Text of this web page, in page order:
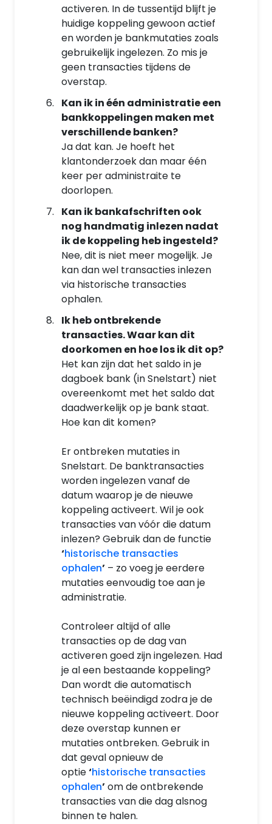
activeren. In de tussentijd blijft je
huidige koppeling gewoon actief
en worden je bankmutaties zoals
gebruikelijk ingelezen. Zo mis je
geen transacties tijdens de
overstap.
Kan ik in één administratie een
bankkoppelingen maken met
verschillende banken?
Ja dat kan. Je hoeft het
klantonderzoek dan maar één
keer per administraite te
doorlopen.
Kan ik bankafschriften ook
nog handmatig inlezen nadat
ik de koppeling heb ingesteld?
Nee, dit is niet meer mogelijk. Je
kan dan wel transacties inlezen
via historische transacties
ophalen.
Ik heb ontbrekende
transacties. Waar kan dit
doorkomen en hoe los ik dit op?
Het kan zijn dat het saldo in je
dagboek bank (in Snelstart) niet
overeenkomt met het saldo dat
daadwerkelijk op je bank staat.
Hoe kan dit komen?
Er ontbreken mutaties in
Snelstart. De banktransacties
worden ingelezen vanaf de
datum waarop je de nieuwe
koppeling activeert. Wil je ook
transacties van vóór die datum
inlezen? Gebruik dan de functie
‘historische transacties
ophalen’ – zo voeg je eerdere
mutaties eenvoudig toe aan je
administratie.
Controleer altijd of alle
transacties op de dag van
activeren goed zijn ingelezen. Had
je al een bestaande koppeling?
Dan wordt die automatisch
technisch beëindigd zodra je de
nieuwe koppeling activeert. Door
deze overstap kunnen er
mutaties ontbreken. Gebruik in
dat geval opnieuw de
optie‘historische transacties
ophalen’om de ontbrekende
transacties van die dag alsnog
binnen te halen.